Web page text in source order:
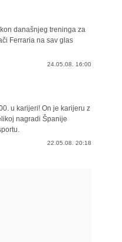
današnjeg treninga za
Ferraria na sav glas
24.05.08. 16:00
u karijeri! On je karijeru z
nagradi Španije
22.05.08. 20:18